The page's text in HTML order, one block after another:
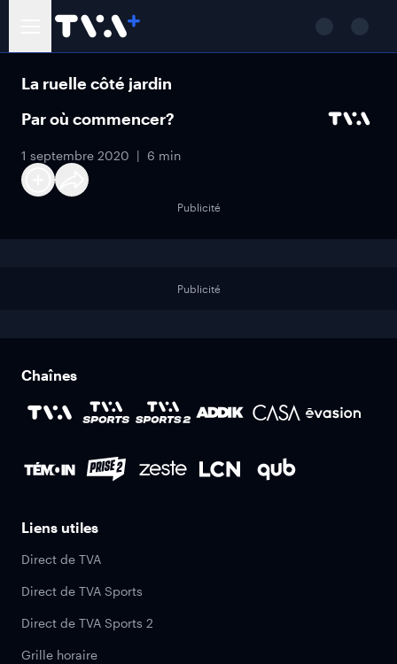
La ruelle côté jardin
Par où commencer?
1 septembre 2020 6 min
Publicité
Publicité
Chaînes
Liens utiles
Direct de TVA
Direct de TVA Sports
Direct de TVA Sports 2
Grille horaire